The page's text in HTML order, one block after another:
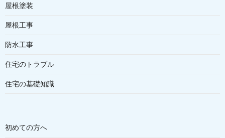
屋根塗装
屋根工事
防水工事
住宅のトラブル
住宅の基礎知識
初めての方へ